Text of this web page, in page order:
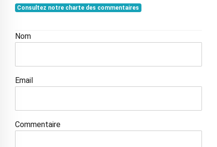
Consultez notre charte des commentaires
Nom
Email
Commentaire